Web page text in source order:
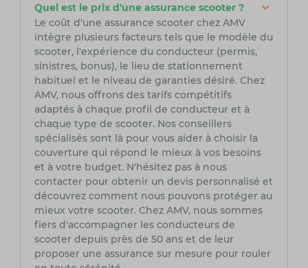
Quel est le prix d'une assurance scooter ?
Le coût d'une assurance scooter chez AMV
intègre plusieurs facteurs tels que le modèle du
scooter, l'expérience du conducteur (permis,
sinistres, bonus), le lieu de stationnement
habituel et le niveau de garanties désiré. Chez
AMV, nous offrons des tarifs compétitifs
adaptés à chaque profil de conducteur et à
chaque type de scooter. Nos conseillers
spécialisés sont là pour vous aider à choisir la
couverture qui répond le mieux à vos besoins
et à votre budget. N'hésitez pas à nous
contacter pour obtenir un devis personnalisé et
découvrez comment nous pouvons protéger au
mieux votre scooter. Chez AMV, nous sommes
fiers d'accompagner les conducteurs de
scooter depuis près de 50 ans et de leur
proposer une assurance sur mesure pour rouler